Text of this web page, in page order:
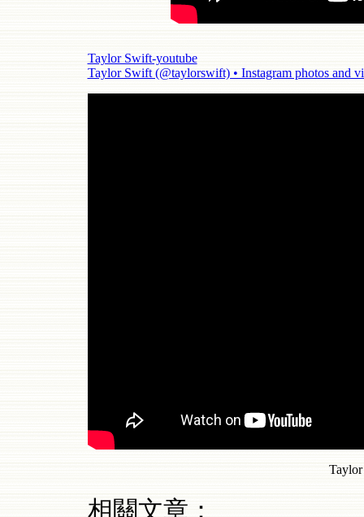
Taylor Swift-youtube
Taylor Swift (@taylorswift) • Instagram photos and
相關文章：